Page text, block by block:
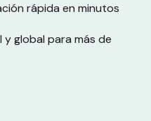
rápida en minutos
global para más de